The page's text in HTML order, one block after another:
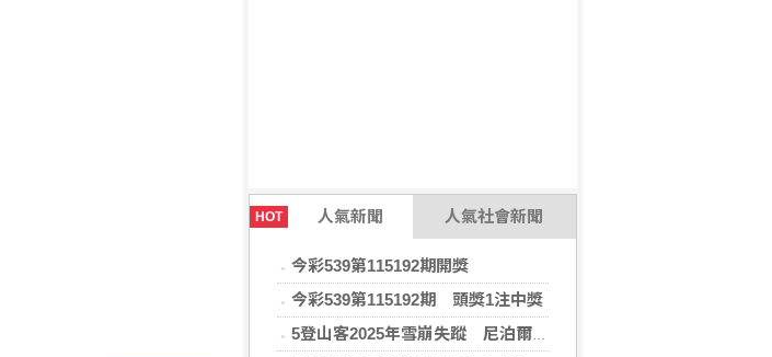
HOT 人氣新聞 人氣社會新聞
今彩539第115192期開獎
今彩539第115192期 頭獎1注中獎
5登山客2025年雪崩失蹤 尼泊爾救難隊尋獲遺體